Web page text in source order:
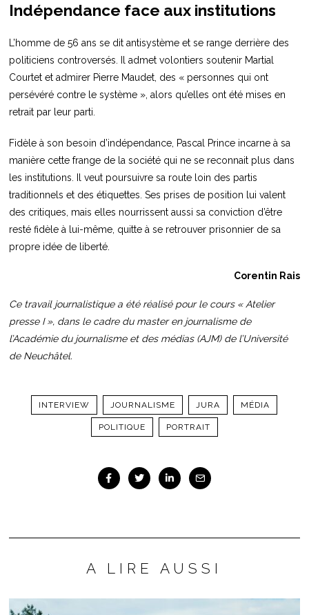
Indépendance face aux institutions
L’homme de 56 ans se dit antisystème et se range derrière des
politiciens controversés. Il admet volontiers soutenir Martial
Courtet et admirer Pierre Maudet, des « personnes qui ont
persévéré contre le système », alors qu’elles ont été mises en
retrait par leur parti.
Fidèle à son besoin d’indépendance, Pascal Prince incarne à sa
manière cette frange de la société qui ne se reconnait plus dans
les institutions. Il veut poursuivre sa route loin des partis
traditionnels et des étiquettes. Ses prises de position lui valent
des critiques, mais elles nourrissent aussi sa conviction d’être
resté fidèle à lui-même, quitte à se retrouver prisonnier de sa
propre idée de liberté.
Corentin Rais
Ce travail journalistique a été réalisé pour le cours « Atelier
presse I », dans le cadre du master en journalisme de
l’Académie du journalisme et des médias (AJM) de l’Université
de Neuchâtel.
INTERVIEW JOURNALISME JURA MÉDIA
POLITIQUE PORTRAIT
A LIRE AUSSI